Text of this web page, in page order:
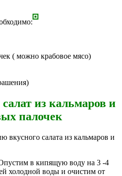
( можно крабовое мясо)
из кальмаров и
палочек
вкусного салата из кальмаров и
в кипящую воду на 3 -4
холодной воды и очистим от